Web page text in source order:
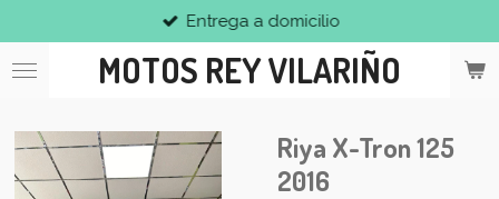
al
contenido
MOTOS REY VILARIÑO
Entrega a domicilio
Riya X-Tron 125
2016